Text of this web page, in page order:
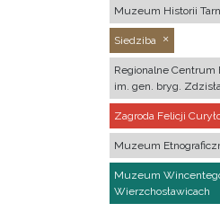
Muzeum Historii
Siedziba
Regionalne Centrum
im. gen. bryg.
Zagroda Felicji
Muzeum
Muzeum
Wierzchosławicach